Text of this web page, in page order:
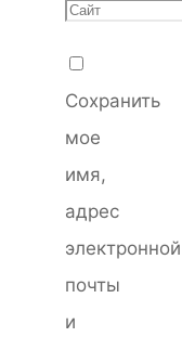
Сохранить
мое
имя,
адрес
электронной
почты
и